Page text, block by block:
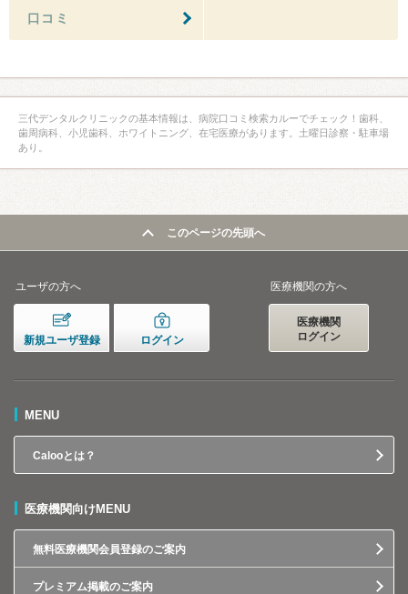
口コミ
三代デンタルクリニックの基本情報は、病院口コミ検索カルーでチェック！歯科、
歯周病科、小児歯科、ホワイトニング、在宅医療があります。土曜日診察・駐車場
あり。
このページの先頭へ
ユーザの方へ
新規ユーザ登録 ログイン
医療機関の方へ
医療機関
ログイン
MENU
Calooとは？
医療機関向けMENU
無料医療機関会員登録のご案内
プレミアム掲載のご案内